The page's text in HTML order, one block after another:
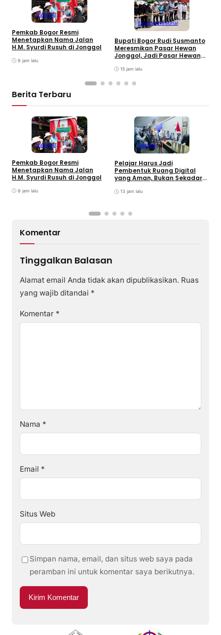
Nasional
Pemkab Bogor Resmi
Menetapkan Nama Jalan
H.M. Syurdi Rusuh di Jonggol
8 jam lalu
EkonomiNasional
Bupati Bogor Rudi Susmanto
Meresmikan Pasar Hewan
Jonggol, Jadi Pasar Hewan
15 jam lalu
Berita Terbaru
Nasional
Pemkab Bogor Resmi
Menetapkan Nama Jalan
H.M. Syurdi Rusuh di Jonggol
8 jam lalu
Sekolah
Pelajar Harus Jadi
Pembentuk Ruang Digital
yang Aman, Bukan Sekadar
13 jam lalu
Komentar
Tinggalkan Balasan
Alamat email Anda tidak akan dipublikasikan. Ruas
yang wajib ditandai *
Komentar *
Nama *
Email *
Situs Web
Simpan nama, email, dan situs web saya pada
peramban ini untuk komentar saya berikutnya.